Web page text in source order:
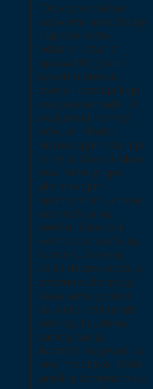
“Dovoljno ciničan
naziv ove kompilacije
i ujedno vešto
odabran citat iz
opusa EKV, jasno
govori o preseku
stanja i osećaja koje
ove pesme nude. U
ovoj zemlji nam je
loše, ali nikako
nismo sigurni da li je
to neizdrživo ili izlaza
ima. Neke grupe
plene svojim
optimizmom, a neke
nas vraćaju na
zemlju. Tako se i
većina nas uveče na
koncertu ili nekoj
akciji dobro oseća, a
stvarnost sledećeg
dana samo potvrdi
da su to retki uzleti
dobrog. I sudbina
samog radija
Boom93 to govori. U
onoj medijskoj čistki
prošlog decembra su